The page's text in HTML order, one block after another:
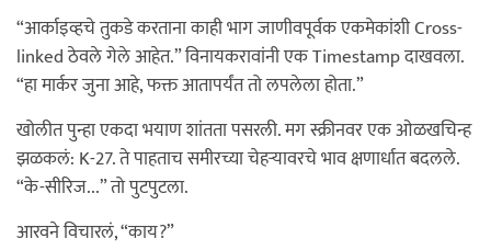
“आर्काइव्हचे तुकडे करताना काही भाग जाणीवपूर्वक एकमेकांशी Cross-
linked ठेवले गेले आहेत.” विनायकरावांनी एक Timestamp दाखवला.
“हा मार्कर जुना आहे, फक्त आतापर्यंत तो लपलेला होता.”
खोलीत पुन्हा एकदा भयाण शांतता पसरली. मग स्क्रीनवर एक ओळखचिन्ह
झळकलं: K-27. ते पाहताच समीरच्या चेहऱ्यावरचे भाव क्षणार्धात बदलले.
“के-सीरिज...” तो पुटपुटला.
आरवने विचारलं, “काय?”